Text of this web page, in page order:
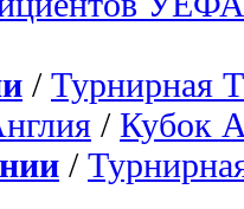
/ Турнирная
/ Кубок
/